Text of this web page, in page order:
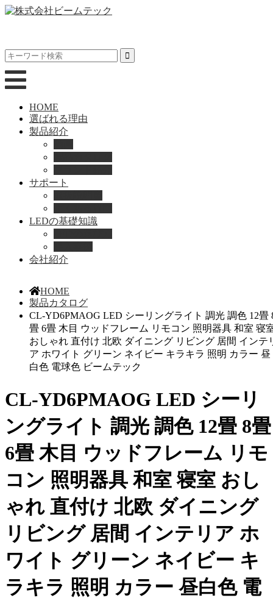
HOME
選ばれる理由
製品紹介
サポート
LEDの基礎知識
会社紹介
HOME
製品カタログ
CL-YD6PMAOG LED シーリングライト 調光 調色 12畳
畳 6畳 木目 ウッドフレーム リモコン 照明器具 和室 寝
おしゃれ 直付け 北欧 ダイニング リビング 居間 インテ
ア ホワイト グリーン ネイビー キラキラ 照明 カラー 昼
白色 電球色 ビームテック
CL-YD6PMAOG LED シーリ
ングライト 調光 調色 12畳 8畳
6畳 木目 ウッドフレーム リモ
コン 照明器具 和室 寝室 おし
ゃれ 直付け 北欧 ダイニング
リビング 居間 インテリア ホ
ワイト グリーン ネイビー キ
ラキラ 照明 カラー 昼白色 電